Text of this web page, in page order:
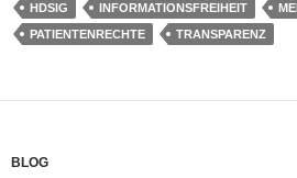
HDSIG
INFORMATIONSFREIHEIT
PATIENTENRECHTE
TRANSPARENZ
BLOG